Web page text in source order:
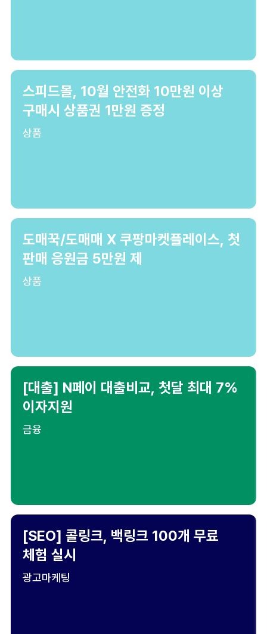
스피드몰, 10월 안전화 10만원 이상
구매시 상품권 1만원 증정
상품
도매꾹/도매매 X 쿠팡마켓플레이스, 첫
판매 응원금 5만원 제
상품
[대출] N페이 대출비교, 첫달 최대 7%
이자지원
금융
[SEO] 콜링크, 백링크 100개 무료
체험 실시
광고마케팅